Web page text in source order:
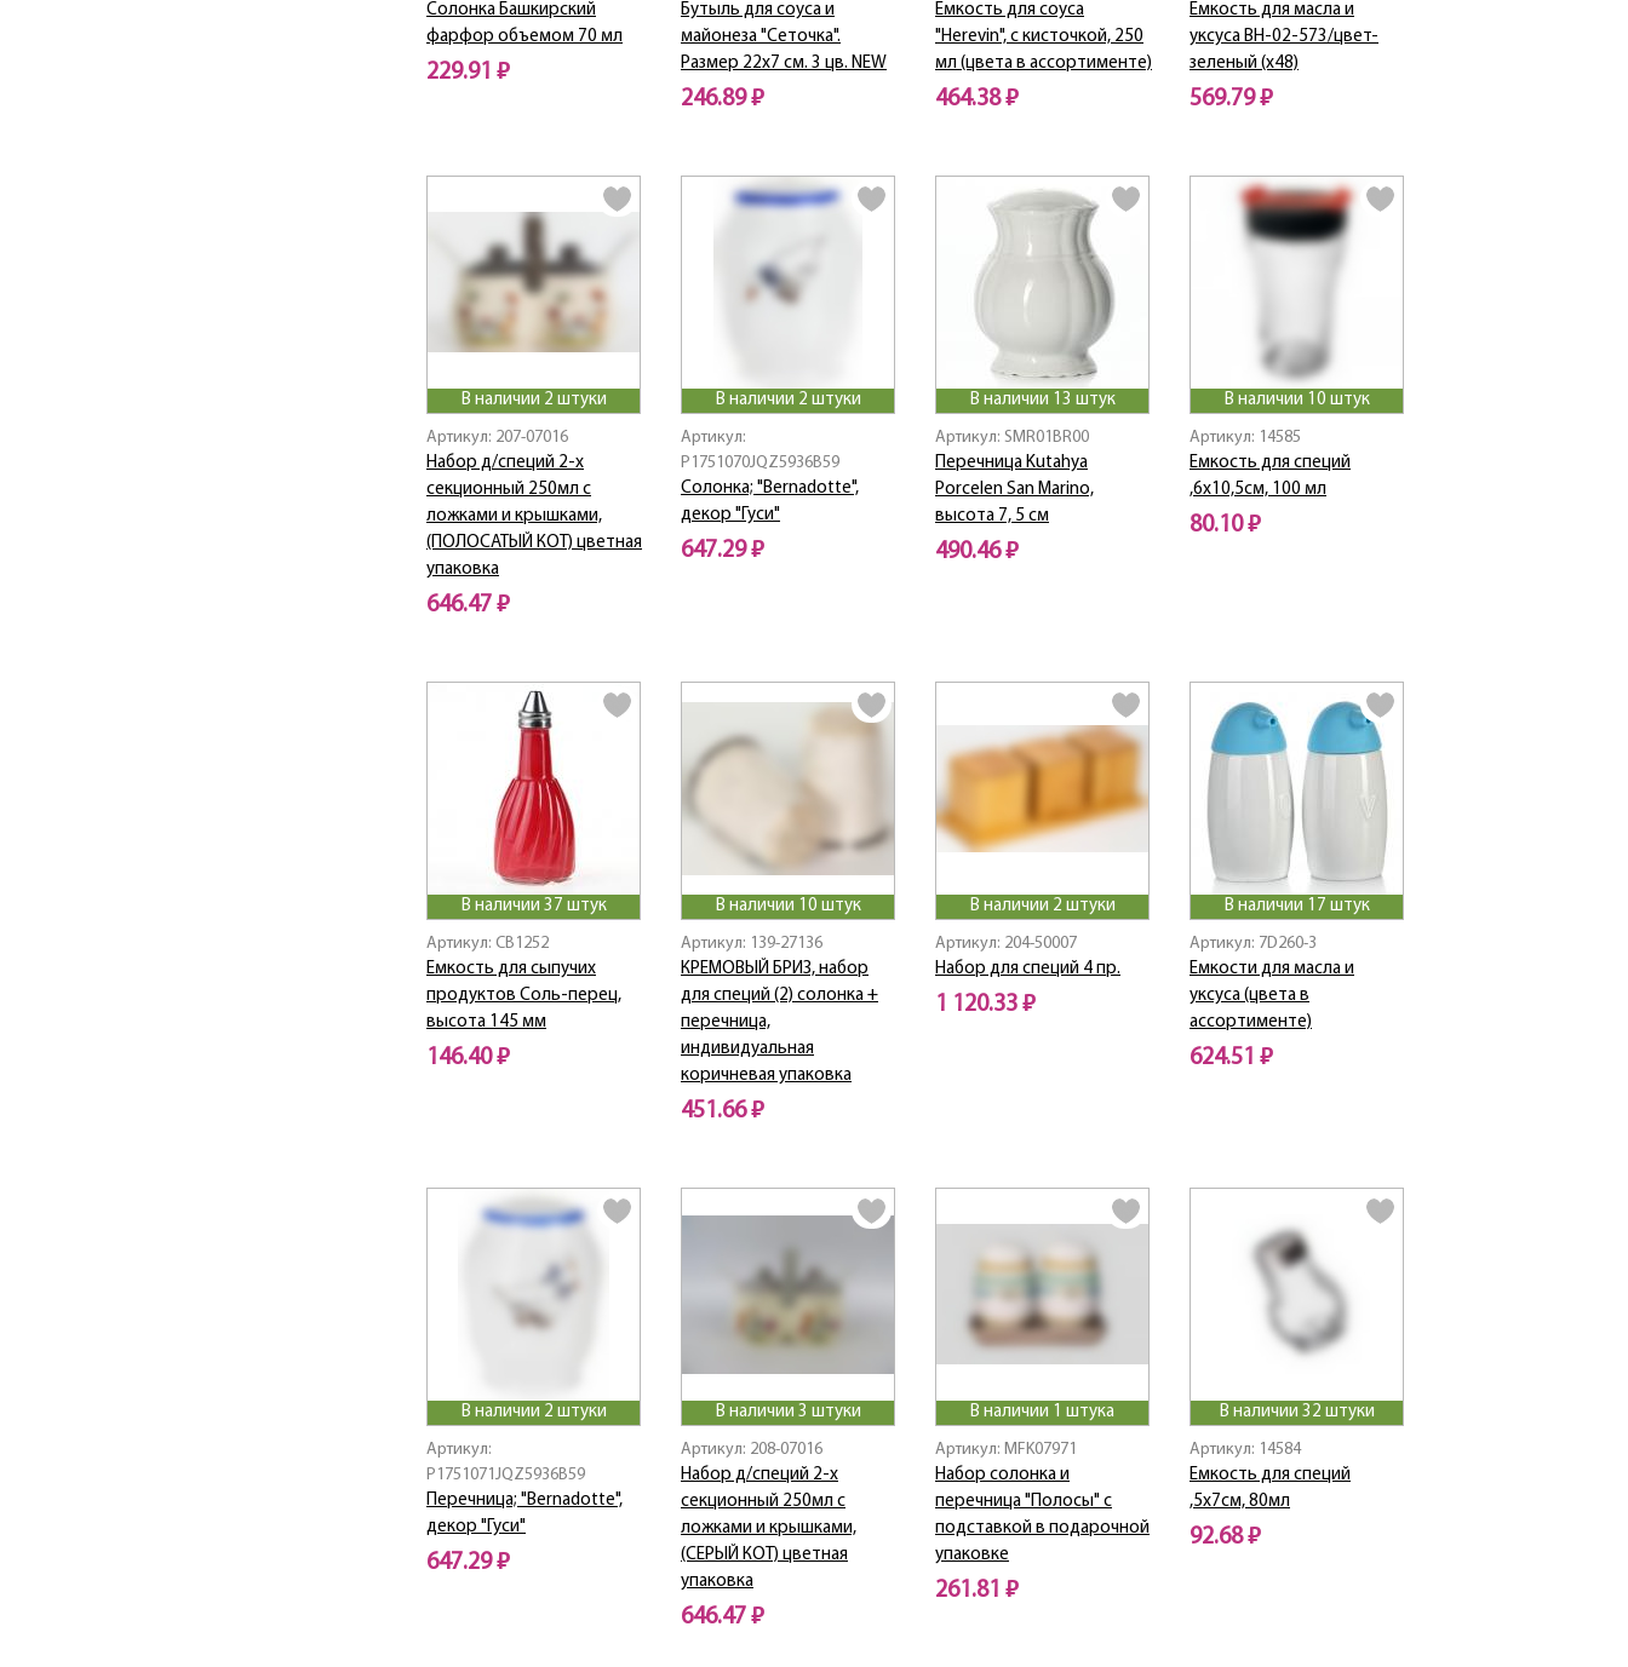
Солонка Башкирский
фарфор объемом 70 мл
229.91 ₽
Бутыль для соуса и
майонеза "Сеточка".
Размер 22х7 см. 3 цв. NEW
246.89 ₽
Емкость для соуса
"Herevin", с кисточкой, 250
мл (цвета в ассортименте)
464.38 ₽
Емкость для масла и
уксуса ВН-02-573/цвет-
зеленый (х48)
569.79 ₽
В наличии 2 штуки
Артикул: 207-07016
Набор д/специй 2-х
секционный 250мл с
ложками и крышками,
(ПОЛОСАТЫЙ КОТ) цветная
упаковка
646.47 ₽
В наличии 2 штуки
Артикул:
P1751070JQZ5936B59
Солонка; "Bernadotte",
декор "Гуси"
647.29 ₽
В наличии 13 штук
Артикул: SMR01BR00
Перечница Kutahya
Porcelen San Marino,
высота 7, 5 см
490.46 ₽
В наличии 10 штук
Артикул: 14585
Емкость для специй
,6х10,5см, 100 мл
80.10 ₽
В наличии 37 штук
Артикул: CB1252
Емкость для сыпучих
продуктов Соль-перец,
высота 145 мм
146.40 ₽
В наличии 10 штук
Артикул: 139-27136
КРЕМОВЫЙ БРИЗ, набор
для специй (2) солонка +
перечница,
индивидуальная
коричневая упаковка
451.66 ₽
В наличии 2 штуки
Артикул: 204-50007
Набор для специй 4 пр.
1 120.33 ₽
В наличии 17 штук
Артикул: 7D260-3
Емкости для масла и
уксуса (цвета в
ассортименте)
624.51 ₽
В наличии 2 штуки
Артикул:
P1751071JQZ5936B59
Перечница; "Bernadotte",
декор "Гуси"
647.29 ₽
В наличии 3 штуки
Артикул: 208-07016
Набор д/специй 2-х
секционный 250мл с
ложками и крышками,
(СЕРЫЙ КОТ) цветная
упаковка
646.47 ₽
В наличии 1 штука
Артикул: MFK07971
Набор солонка и
перечница "Полосы" с
подставкой в подарочной
упаковке
261.81 ₽
В наличии 32 штуки
Артикул: 14584
Емкость для специй
,5х7см, 80мл
92.68 ₽